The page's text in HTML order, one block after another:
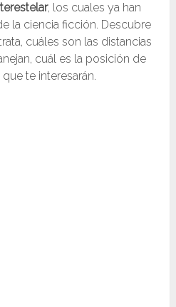
, los cuales ya han
la ciencia ficción. Descubre
cuáles son las distancias
cuál es la posición de
te interesarán.